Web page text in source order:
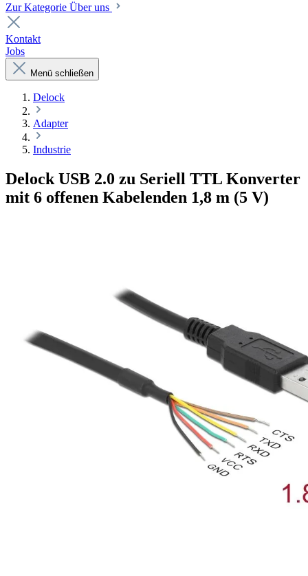
Zur Kategorie Über uns
Kontakt
Jobs
Menü schließen
Delock
Adapter
Industrie
Delock USB 2.0 zu Seriell TTL Konverter
mit 6 offenen Kabelenden 1,8 m (5 V)